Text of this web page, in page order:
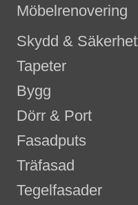
Möbelrenovering
Skydd & Säkerhet
Tapeter
Bygg
Dörr & Port
Fasadputs
Träfasad
Tegelfasader